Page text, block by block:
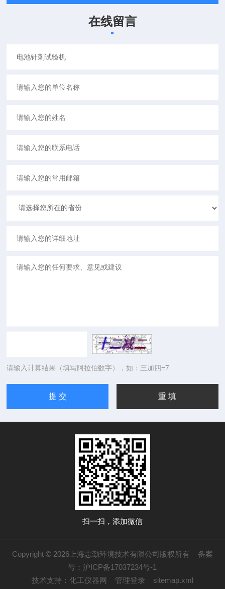
在线留言
请输入计算结果（填写阿拉伯数字），如：三加四=7
扫一扫，添加微信
Copyright © 2026上海志勤环境技术有限公司版权所有 备案
号：沪ICP备17037234号-1
技术支持： 化工仪器网 管理登录 sitemap.xml